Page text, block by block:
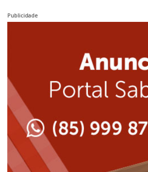
Japonesa e Oriental
Lanchonetes
Massas
Peixes e Frutos do Mar
Pizzarias
Publicidade